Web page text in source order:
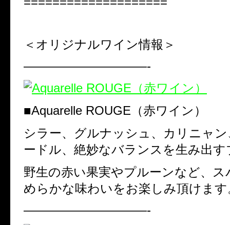
＜オリジナルワイン情報＞
——————————-
■Aquarelle ROUGE （赤ワイン）
シラー、グルナッシュ、カリニャ
ードル、絶妙なバランスを生み出
野生の赤い果実やプルーンなど、
めらかな味わいをお楽しみ頂けます
——————————-